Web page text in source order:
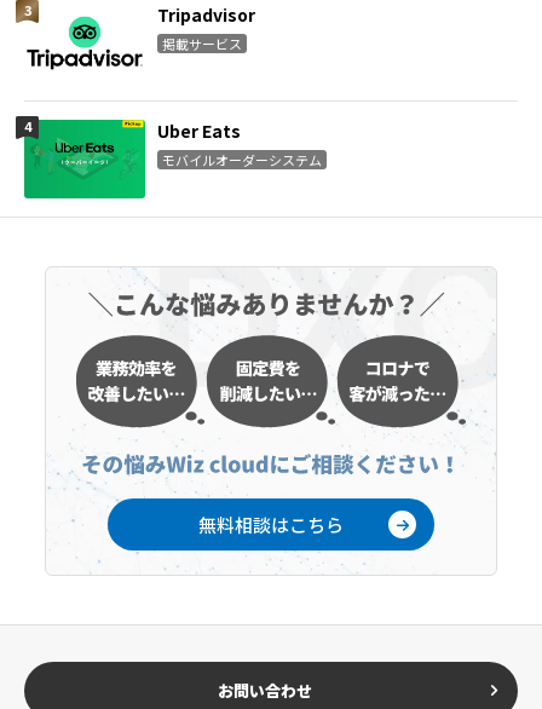
Tripadvisor
掲載サービス
Uber Eats
モバイルオーダーシステム
無料相談はこちら
お問い合わせ